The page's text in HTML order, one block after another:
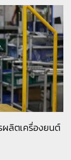
ผลิตเครื่องยนต์